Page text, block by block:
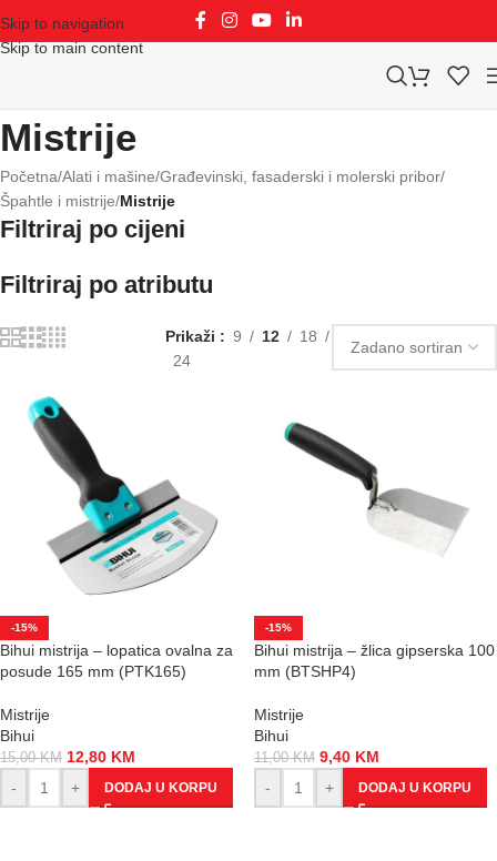
Skip to navigation
Skip to main content
Mistrije
Početna/Alati i mašine/Građevinski, fasaderski i molerski pribor/
Špahtle i mistrije/Mistrije
Filtriraj po cijeni
Filtriraj po atributu
Prikaži 9 12
18
24
-15%
Bihui mistrija – lopatica ovalna za
posude 165 mm (PTK165)
Mistrije
Bihui
15,00KM 12,80 KM
-
+ DODAJ U KORPU
-15%
Bihui mistrija – žlica gipserska 100
mm (BTSHP4)
Mistrije
Bihui
11,00KM 9,40 KM
-
+ DODAJ U KORPU